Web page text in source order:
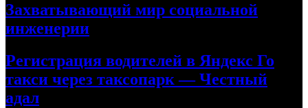
Захватывающий мир социальной
инженерии
Регистрация водителей в Яндекс Го
такси через таксопарк — Честный
адал